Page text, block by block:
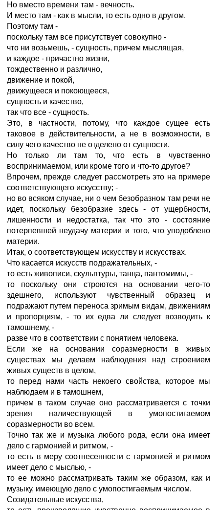
Но вместо времени там - вечность.
И место там - как в мысли, то есть одно в другом.
Поэтому там -
поскольку там все присутствует совокупно -
что ни возьмешь, - сущность, причем мыслящая,
и каждое - причастно жизни,
тождественно и различно,
движение и покой,
движущееся и покоющееся,
сущность и качество,
так что все - сущность.
Это, в частности, потому, что каждое сущее есть
таковое в действительности, а не в возможности, в
силу чего качество не отделено от сущности.
Но только ли там то, что есть в чувственно
воспринимаемом, или кроме того и что-то другое?
Впрочем, прежде следует рассмотреть это на примере
соответствующего искусству; -
но во всяком случае, ни о чем безобразном там речи не
идет, поскольку безобразие здесь - от ущербности,
лишенности и недостатка, так что это - состояние
потерпевшей неудачу материи и того, что уподоблено
материи.
Итак, о соответствующем искусству и искусствах.
Что касается искусств подражательных, -
то есть живописи, скульптуры, танца, пантомимы, -
то поскольку они строются на основании чего-то
здешнего, используют чувственный образец и
подражают путем переноса зримым видам, движениям
и пропорциям, - то их едва ли следует возводить к
тамошнему, -
разве что в соответствии с понятием человека.
Если же на основании соразмерности в живых
существах мы делаем наблюдения над строением
живых существ в целом,
то перед нами часть некоего свойства, которое мы
наблюдаем и в тамошнем,
причем в таком случае оно рассматривается с точки
зрения наличествующей в умопостигаемом
соразмерности во всем.
Точно так же и музыка любого рода, если она имеет
дело с гармонией и ритмом, -
то есть в меру соотнесенности с гармонией и ритмом
имеет дело с мыслью, -
то ее можно рассматривать таким же образом, как и
музыку, имеющую дело с умопостигаемым числом.
Созидательные искусства,